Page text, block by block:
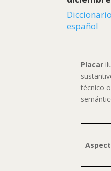
español
Placar
técnico